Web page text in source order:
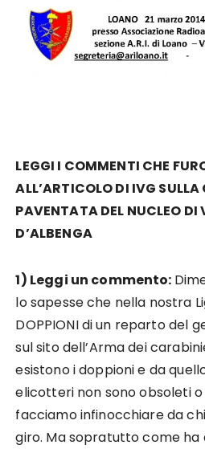
LEGGI I COMMENTI CHE
ALL’ARTICOLO DI IVG
PAVENTATA DEL NUCLEO DI
D’ALBENGA
1) Leggi un commento:
lo sapesse che nella nostra
DOPPIONI di un reparto del
sul sito dell’Arma dei
esistono i doppioni e da
elicotteri non sono obsoleti o
facciamo infinocchiare da
giro. Ma sopratutto come